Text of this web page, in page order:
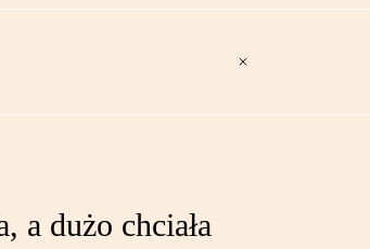
a dużo chciała